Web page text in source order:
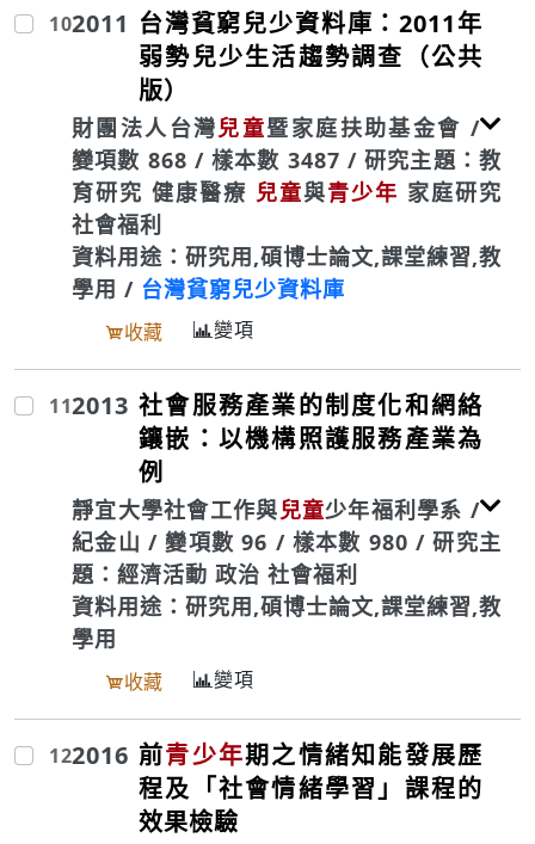
102011 台灣貧窮兒少資料庫：2011年
弱勢兒少生活趨勢調查（公共
版）
財團法人台灣兒童暨家庭扶助基金會 /
變項數 868 / 樣本數 3487 / 研究主題：教
育研究 健康醫療 兒童與青少年 家庭研究
社會福利
資料用途：研究用,碩博士論文,課堂練習,教
學用 / 台灣貧窮兒少資料庫
收藏 變項
112013 社會服務產業的制度化和網絡
鑲嵌：以機構照護服務產業為
例
靜宜大學社會工作與兒童少年福利學系 /
紀金山 / 變項數 96 / 樣本數 980 / 研究主
題：經濟活動 政治 社會福利
資料用途：研究用,碩博士論文,課堂練習,教
學用
收藏 變項
122016 前青少年期之情緒知能發展歷
程及「社會情緒學習」課程的
效果檢驗